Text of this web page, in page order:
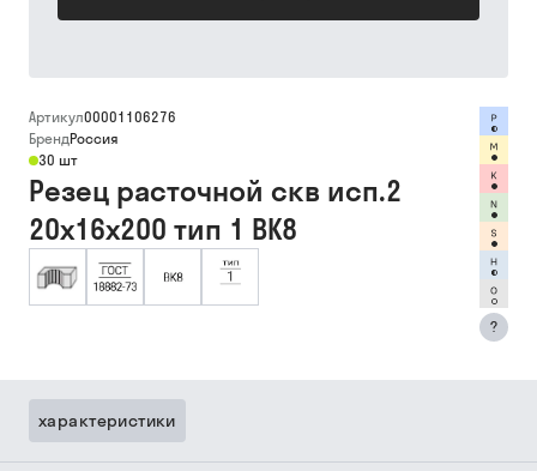
Артикул00001106276
БрендРоссия
30 шт
Резец расточной скв исп.2
20х16х200 тип 1 ВК8
?
характеристики